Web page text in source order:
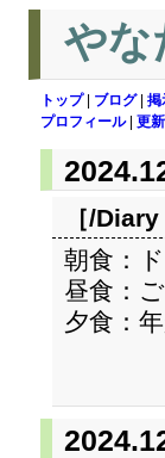
やな
トップ| ブログ| 掲
プロフィール| 更
［/Diary
朝食：
昼食：
夕食：